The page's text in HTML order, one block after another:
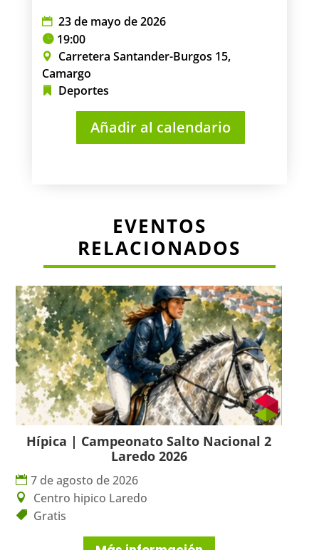
23 de mayo de 2026
19:00
Carretera Santander-Burgos 15,
Camargo
Deportes
Añadir al calendario
EVENTOS
RELACIONADOS
Hípica | Campeonato Salto Nacional 2
Laredo 2026
7 de agosto de 2026
Centro hipico Laredo
Gratis